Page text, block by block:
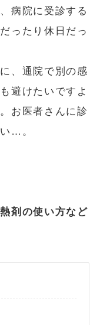
病院に受診する
ったり休日だっ
、通院で別の感
避けたいですよ
お医者さんに診
…。
剤の使い方など